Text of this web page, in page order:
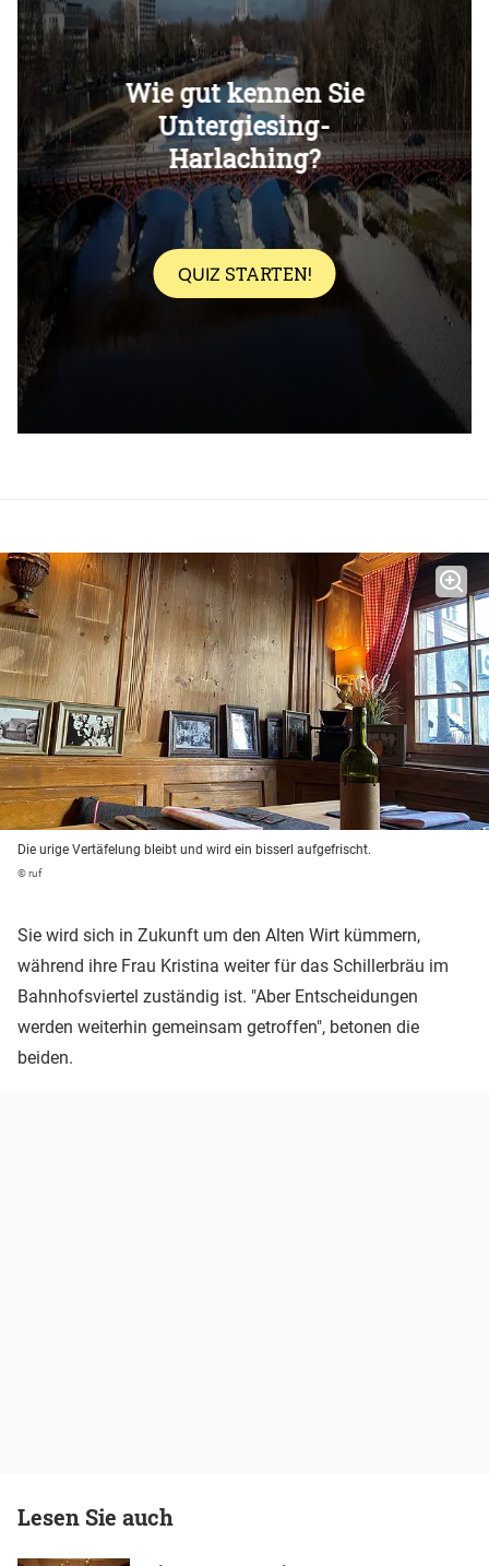
Überspringen
Die urige Vertäfelung bleibt und wird ein bisserl aufgefrischt.
© ruf
Sie wird sich in Zukunft um den Alten Wirt kümmern,
während ihre Frau Kristina weiter für das Schillerbräu im
Bahnhofsviertel zuständig ist. "Aber Entscheidungen
werden weiterhin gemeinsam getroffen", betonen die
beiden.
Lesen Sie auch